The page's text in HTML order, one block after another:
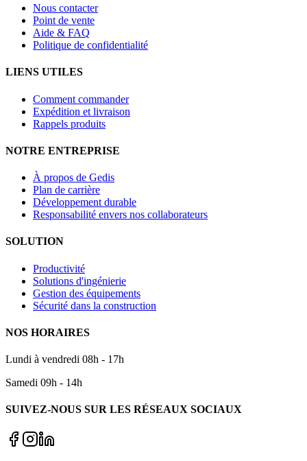
Nous contacter
Point de vente
Aide & FAQ
Politique de confidentialité
LIENS UTILES
Comment commander
Expédition et livraison
Rappels produits
NOTRE ENTREPRISE
À propos de Gedis
Plan de carrière
Développement durable
Responsabilité envers nos collaborateurs
SOLUTION
Productivité
Solutions d'ingénierie
Gestion des équipements
Sécurité dans la construction
NOS HORAIRES
Lundi à vendredi 08h - 17h
Samedi 09h - 14h
SUIVEZ-NOUS SUR LES RÉSEAUX SOCIAUX